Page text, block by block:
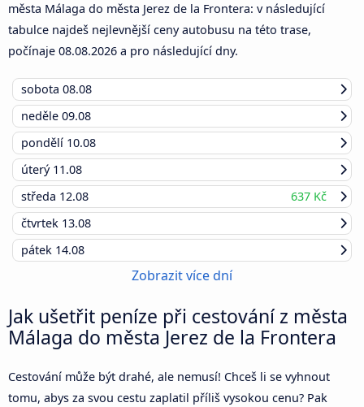
města Málaga do města Jerez de la Frontera: v následující
tabulce najdeš nejlevnější ceny autobusu na této trase,
počínaje 08.08.2026 a pro následující dny.
sobota 08.08
neděle 09.08
pondělí 10.08
úterý 11.08
středa 12.08
637 Kč
čtvrtek 13.08
pátek 14.08
Zobrazit více dní
Jak ušetřit peníze při cestování z města
Málaga do města Jerez de la Frontera
Cestování může být drahé, ale nemusí! Chceš li se vyhnout
tomu, abys za svou cestu zaplatil příliš vysokou cenu? Pak